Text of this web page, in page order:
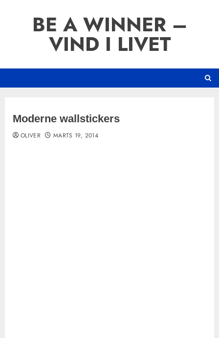
BE A WINNER –
VIND I LIVET
Moderne wallstickers
OLIVER MARTS 19, 2014